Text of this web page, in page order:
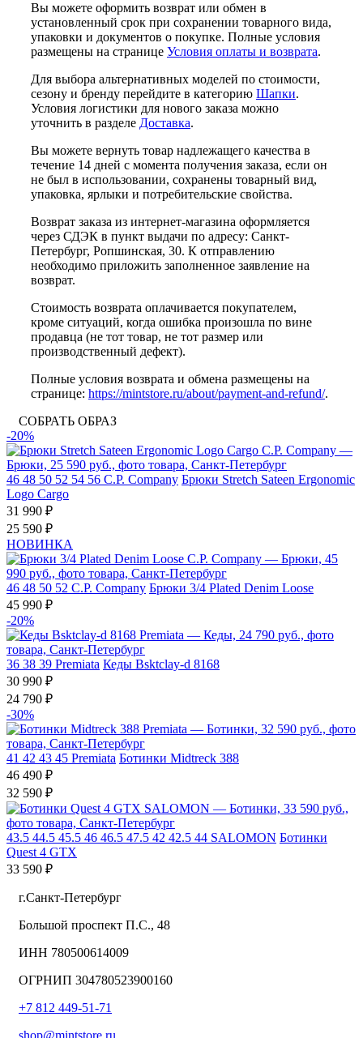
Вы можете оформить возврат или обмен в
установленный срок при сохранении товарного вида,
упаковки и документов о покупке. Полные условия
размещены на странице Условия оплаты и возврата.
Для выбора альтернативных моделей по стоимости,
сезону и бренду перейдите в категорию Шапки.
Условия логистики для нового заказа можно
уточнить в разделе Доставка.
Вы можете вернуть товар надлежащего качества в
течение 14 дней с момента получения заказа, если он
не был в использовании, сохранены товарный вид,
упаковка, ярлыки и потребительские свойства.
Возврат заказа из интернет-магазина оформляется
через СДЭК в пункт выдачи по адресу: Санкт-
Петербург, Ропшинская, 30. К отправлению
необходимо приложить заполненное заявление на
возврат.
Стоимость возврата оплачивается покупателем,
кроме ситуаций, когда ошибка произошла по вине
продавца (не тот товар, не тот размер или
производственный дефект).
Полные условия возврата и обмена размещены на
странице: https://mintstore.ru/about/payment-and-refund/.
СОБРАТЬ ОБРАЗ
-20%
46 48 50 52 54 56 C.P. Company Брюки Stretch Sateen Ergonomic
Logo Cargo
31 990 ₽
25 590 ₽
НОВИНКА
46 48 50 52 C.P. Company Брюки 3/4 Plated Denim Loose
45 990 ₽
-20%
36 38 39 Premiata Кеды Bsktclay-d 8168
30 990 ₽
24 790 ₽
-30%
41 42 43 45 Premiata Ботинки Midtreck 388
46 490 ₽
32 590 ₽
43.5 44.5 45.5 46 46.5 47.5 42 42.5 44 SALOMON Ботинки
Quest 4 GTX
33 590 ₽
г.Санкт-Петербург
Большой проспект П.С., 48
ИНН 780500614009
ОГРНИП 304780523900160
+7 812 449-51-71